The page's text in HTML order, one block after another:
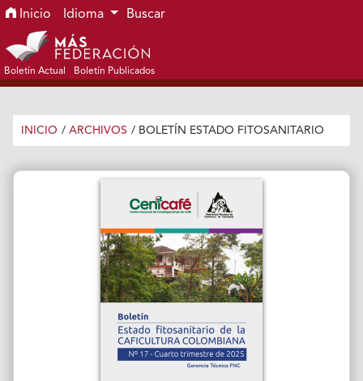
Ir al menú de navegación principal
Ir al contenido principal
Ir al pie de página del sitio
Inicio Idioma Buscar
Boletín Actual Boletín Publicados
INICIO / ARCHIVOS / BOLETÍN ESTADO FITOSANITARIO